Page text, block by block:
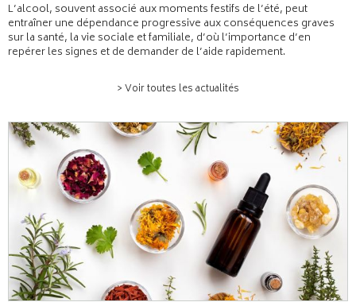
L’alcool, souvent associé aux moments festifs de l’été, peut
entraîner une dépendance progressive aux conséquences graves
sur la santé, la vie sociale et familiale, d’où l’importance d’en
repérer les signes et de demander de l’aide rapidement.
> Voir toutes les actualités